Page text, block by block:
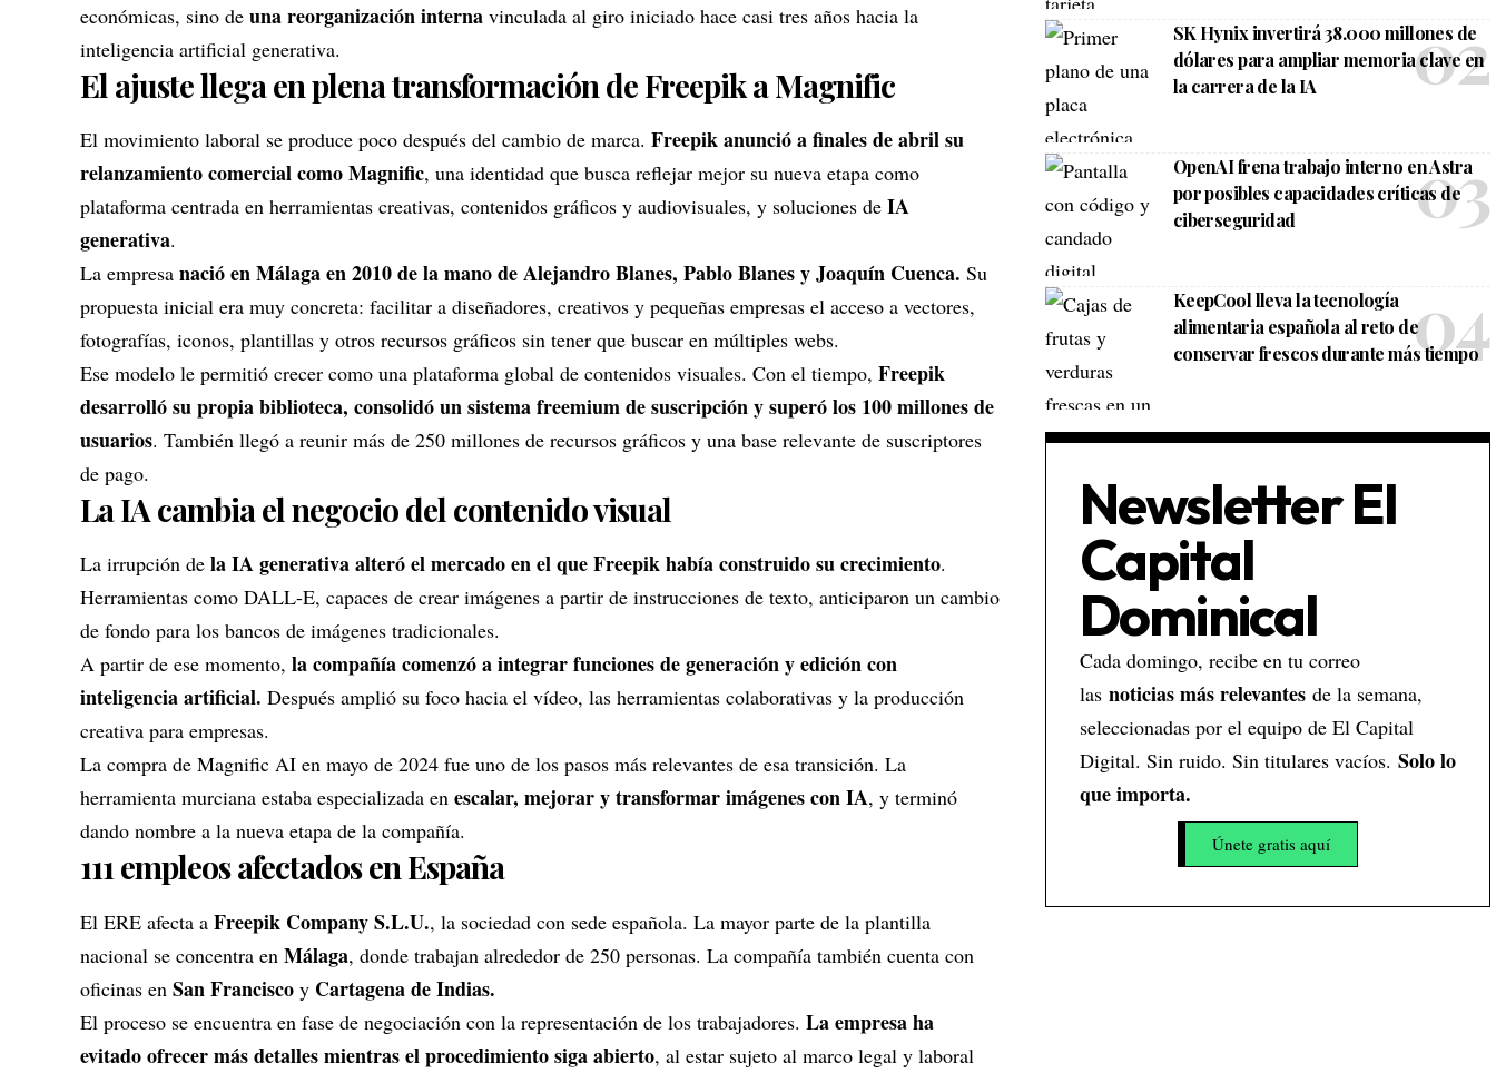
económicas, sino de una reorganización interna vinculada al giro iniciado hace casi tres años hacia la
inteligencia artificial generativa.
El ajuste llega en plena transformación de Freepik a Magnific
El movimiento laboral se produce poco después del cambio de marca. Freepik anunció a finales de abril su
relanzamiento comercial como Magnific, una identidad que busca reflejar mejor su nueva etapa como
plataforma centrada en herramientas creativas, contenidos gráficos y audiovisuales, y soluciones de IA
generativa.
La empresa nació en Málaga en 2010 de la mano de Alejandro Blanes, Pablo Blanes y Joaquín Cuenca. Su
propuesta inicial era muy concreta: facilitar a diseñadores, creativos y pequeñas empresas el acceso a vectores,
fotografías, iconos, plantillas y otros recursos gráficos sin tener que buscar en múltiples webs.
Ese modelo le permitió crecer como una plataforma global de contenidos visuales. Con el tiempo, Freepik
desarrolló su propia biblioteca, consolidó un sistema freemium de suscripción y superó los 100 millones de
usuarios. También llegó a reunir más de 250 millones de recursos gráficos y una base relevante de suscriptores
de pago.
La IA cambia el negocio del contenido visual
La irrupción de la IA generativa alteró el mercado en el que Freepik había construido su crecimiento.
Herramientas como DALL-E, capaces de crear imágenes a partir de instrucciones de texto, anticiparon un cambio
de fondo para los bancos de imágenes tradicionales.
A partir de ese momento, la compañía comenzó a integrar funciones de generación y edición con
inteligencia artificial. Después amplió su foco hacia el vídeo, las herramientas colaborativas y la producción
creativa para empresas.
La compra de Magnific AI en mayo de 2024 fue uno de los pasos más relevantes de esa transición. La
herramienta murciana estaba especializada en escalar, mejorar y transformar imágenes con IA, y terminó
dando nombre a la nueva etapa de la compañía.
111 empleos afectados en España
El ERE afecta a Freepik Company S.L.U., la sociedad con sede española. La mayor parte de la plantilla
nacional se concentra en Málaga, donde trabajan alrededor de 250 personas. La compañía también cuenta con
oficinas en San Francisco y Cartagena de Indias.
El proceso se encuentra en fase de negociación con la representación de los trabajadores. La empresa ha
evitado ofrecer más detalles mientras el procedimiento siga abierto, al estar sujeto al marco legal y laboral
SK Hynix invertirá 38.000 millones de
dólares para ampliar memoria clave en
la carrera de la IA
OpenAI frena trabajo interno en Astra
por posibles capacidades críticas de
ciberseguridad
KeepCool lleva la tecnología
alimentaria española al reto de
conservar frescos durante más tiempo
Newsletter El
Capital
Dominical
Cada domingo, recibe en tu correo
lasnoticias más relevantesde la semana,
seleccionadas por el equipo de El Capital
Digital. Sin ruido. Sin titulares vacíos. Solo lo
que importa.
Únete gratis aquí